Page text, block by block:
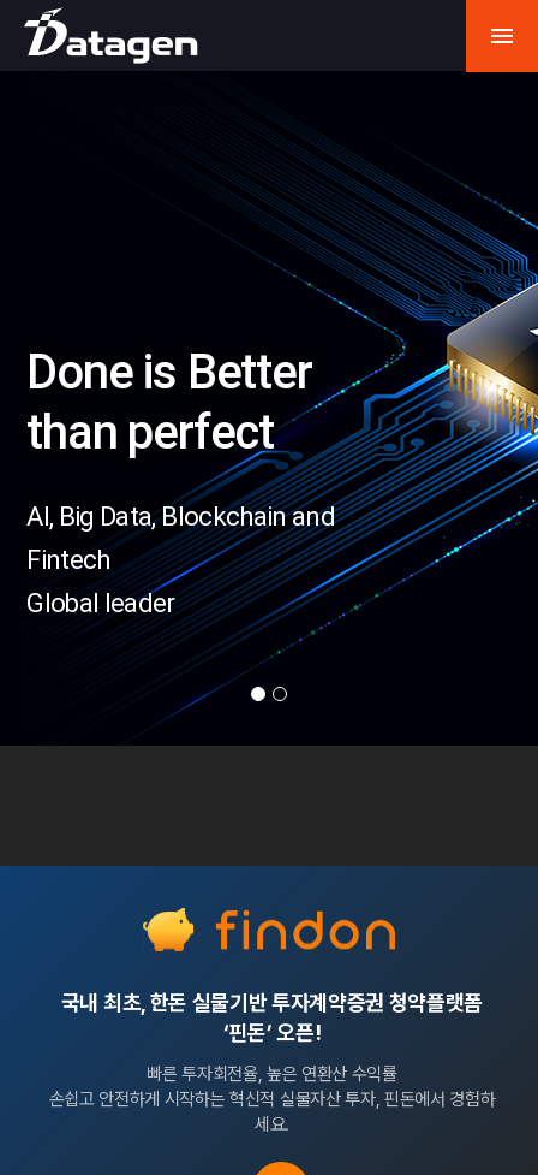

Move Fast and
Break things
AI, Big Data, Blockchain and
Fintech
Global leader
국내 최초, 한돈 실물기반 투자계약증권 청약플랫폼
‘핀돈’ 오픈!
빠른 투자회전율, 높은 연환산 수익률
손쉽고 안전하게 시작하는 혁신적 실물자산 투자, 핀돈에서 경험하
세요.